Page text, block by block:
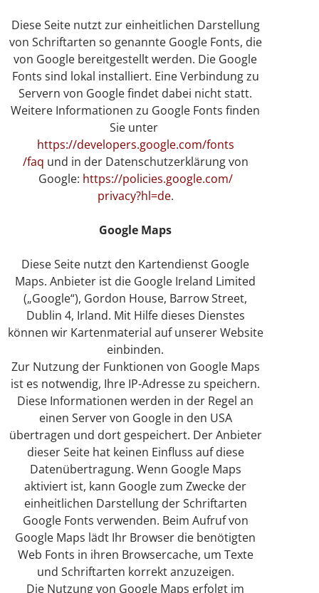
Diese Seite nutzt zur einheitlichen Darstellung
von Schriftarten so genannte Google Fonts, die
von Google bereitgestellt werden. Die Google
Fonts sind lokal installiert. Eine Verbindung zu
Servern von Google findet dabei nicht statt.
Weitere Informationen zu Google Fonts finden
Sie unter
https://developers.google.com/fonts
/faq und in der Datenschutzerklärung von
Google: https://policies.google.com/
privacy?hl=de.
Google Maps
Diese Seite nutzt den Kartendienst Google
Maps. Anbieter ist die Google Ireland Limited
(„Google“), Gordon House, Barrow Street,
Dublin 4, Irland. Mit Hilfe dieses Dienstes
können wir Kartenmaterial auf unserer Website
einbinden.
Zur Nutzung der Funktionen von Google Maps
ist es notwendig, Ihre IP-Adresse zu speichern.
Diese Informationen werden in der Regel an
einen Server von Google in den USA
übertragen und dort gespeichert. Der Anbieter
dieser Seite hat keinen Einfluss auf diese
Datenübertragung. Wenn Google Maps
aktiviert ist, kann Google zum Zwecke der
einheitlichen Darstellung der Schriftarten
Google Fonts verwenden. Beim Aufruf von
Google Maps lädt Ihr Browser die benötigten
Web Fonts in ihren Browsercache, um Texte
und Schriftarten korrekt anzuzeigen.
Die Nutzung von Google Maps erfolgt im